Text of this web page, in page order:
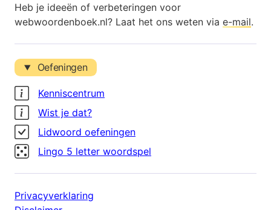
Heb je ideeën of verbeteringen voor
webwoordenboek.nl? Laat het ons weten via e-mail.
Oefeningen
Kenniscentrum
Wist je dat?
Lidwoord oefeningen
Lingo 5 letter woordspel
Privacyverklaring